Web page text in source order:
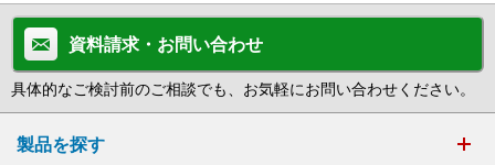
資料請求・お問い合わせ
具体的なご検討前のご相談でも、お気軽にお問い合わせください。
製品を探す